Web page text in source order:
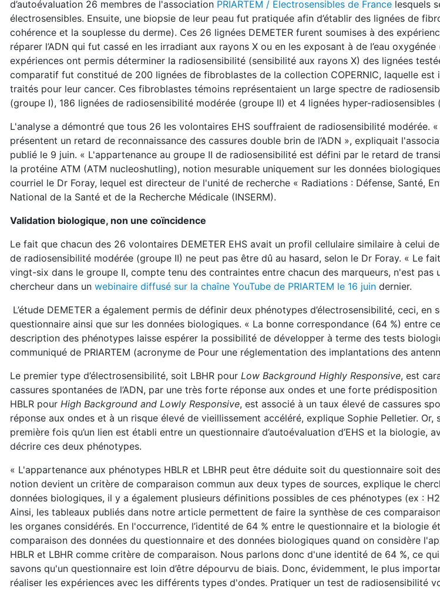
d’autoévaluation 26 membres de l'association PRIARTEM / Électrosensibles de France lesquels
électrosensibles. Ensuite, une biopsie de leur peau fut pratiquée afin d’établir des lignées de
cohérence et la souplesse du derme). Ces 26 lignées DEMETER furent soumises à des
réparer l’ADN qui fut cassé en les irradiant aux rayons X ou en les exposant à de l’eau
expériences ont permis déterminer la radiosensibilité (sensibilité aux rayons X) des lignées
comparatif fut constitué de 200 lignées de fibroblastes de la collection COPERNIC, laquelle est
traités pour leur cancer. Ces fibroblastes témoins représentaient un large spectre de
(groupe I), 186 lignées de radiosensibilité modérée (groupe II) et 4 lignées hyper-radiosensibles
L'analyse a démontré que tous 26 les volontaires EHS souffraient de radiosensibilité modérée.
présentent un retard de reconnaissance des cassures double brin de l’ADN », expliquait
publié le 9 juin. « L'appartenance au groupe II de radiosensibilité est défini par le retard de
la protéine ATM (ATM nucleoshutling), notion mesurable uniquement sur les données
courriel le Dr Foray, lequel est directeur de l'unité de recherche « Radiations : Défense, Santé,
National de la Santé et de la Recherche Médicale (INSERM).
Validation biologique, non une coïncidence
Le fait que chacun des 26 volontaires DEMETER EHS avait un profil cellulaire similaire à celui
de radiosensibilité modérée (groupe II) ne peut pas être dû au hasard, selon le Dr Foray. « Le
vingt-six dans le groupe II, compte tenu des contraintes entre chacun des marqueurs, n'est pas
chercheur dans un webinaire diffusé sur la chaîne YouTube de PRIARTEM le 16 juin dernier.
L’étude DEMETER a également permis de définir deux phénotypes d’électrosensibilité, ceci, en
questionnaire ainsi que sur les données biologiques. « La bonne correspondance (64 %) entre
description des phénotypes laisse espérer la possibilité de développer à terme des tests
communiqué de PRIARTEM (acronyme de Pour une réglementation des implantations des
Le premier type d’électrosensibilité, soit LBHR pour Low Background Highly Responsive, est
cassures spontanées de l’ADN, par une très forte réponse aux ondes et une forte
HBLR pour High Background and Lowly Responsive, est associé à un taux élevé de cassures
réponse aux ondes et à un risque élevé de vieillissement accéléré, explique Sophie Pelletier. Or,
première fois qu’un lien est établi entre un questionnaire d’autoévaluation d’EHS et la biologie,
décrire ces deux phénotypes.
« L'appartenance aux phénotypes HBLR et LBHR peut être déduite soit du questionnaire soit
notion devient un critère de comparaison commun aux deux types de sources, explique le
données biologiques, il y a également plusieurs définitions possibles de ces phénotypes (ex :
Ainsi, les tableaux publiés dans notre article permettent de faire la synthèse de ces
les organes considérés. En l'occurrence, l’identité de 64 % entre le questionnaire et la biologie
comparaison des données du questionnaire et des données biologiques quand on considère
HBLR et LBHR comme critère de comparaison. Nous parlons donc d'une identité de 64 %, ce
savons qu'un questionnaire est loin d’être dépourvu de biais. Donc, évidemment, le plus
réaliser les expériences avec les différents types d'ondes. Pratiquer un test de radiosensibilité